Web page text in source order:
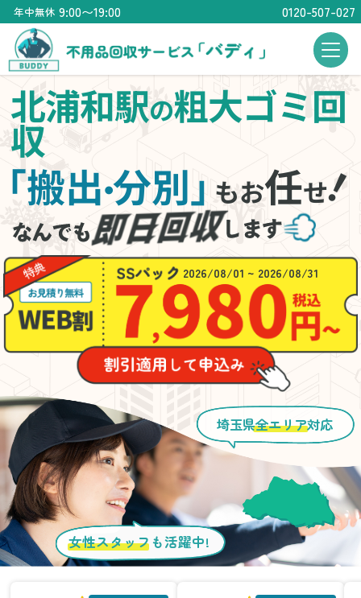
年中無休 9:00〜19:00 0120-507-027
北浦和駅の粗大ゴミ回
収
搬出・分別」もお任せ
2026/08/01 ~ 2026/08/31
女性スタッフ も活躍中!
埼玉県全エリア対応